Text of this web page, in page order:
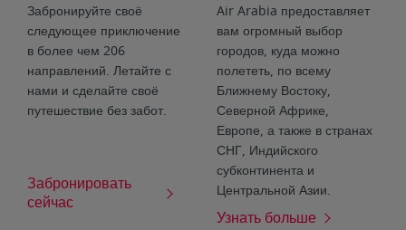
Забронируйте своё
следующее приключение
в более чем 206
направлений. Летайте с
нами и сделайте своё
путешествие без забот.
Забронировать
сейчас
Air Arabia предоставляет
вам огромный выбор
городов, куда можно
полететь, по всему
Ближнему Востоку,
Северной Африке,
Европе, а также в странах
СНГ, Индийского
субконтинента и
Центральной Азии.
Узнать больше